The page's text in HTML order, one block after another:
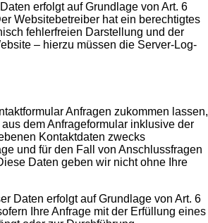
erfolgt auf Grundlage von Art. 6
Websitebetreiber hat ein berechtigtes
fehlerfreien Darstellung und der
– hierzu müssen die Server-Log-
Anfragen zukommen lassen,
dem Anfrageformular inklusive der
Kontaktdaten zwecks
und für den Fall von Anschlussfragen
Daten geben wir nicht ohne Ihre
Daten erfolgt auf Grundlage von Art. 6
Ihre Anfrage mit der Erfüllung eines